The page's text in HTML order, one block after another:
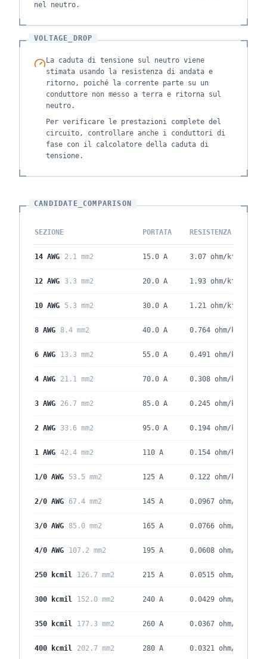
nel neutro.
VOLTAGE_DROP
La caduta di tensione sul neutro viene
stimata usando la resistenza di andata e
ritorno, poiché la corrente parte su un
conduttore non messo a terra e ritorna sul
neutro.
Per verificare le prestazioni complete del
circuito, controllare anche i conduttori di
fase con il calcolatore della caduta di
tensione.
CANDIDATE_COMPARISON
SEZIONE PORTATA RESISTENZA
14 AWG 2.1 mm2 15.0 A 3.07 ohm/kft
12 AWG 3.3 mm2 20.0 A 1.93 ohm/kft
10 AWG 5.3 mm2 30.0 A 1.21 ohm/kft
8 AWG 8.4 mm2 40.0 A 0.764 ohm/kft
6 AWG 13.3 mm2 55.0 A 0.491 ohm/kft
4 AWG 21.1 mm2 70.0 A 0.308 ohm/kft
3 AWG 26.7 mm2 85.0 A 0.245 ohm/kft
2 AWG 33.6 mm2 95.0 A 0.194 ohm/kft
1 AWG 42.4 mm2 110 A 0.154 ohm/kft
1/0 AWG 53.5 mm2 125 A 0.122 ohm/kft
2/0 AWG 67.4 mm2 145 A 0.0967 ohm/kft
3/0 AWG 85.0 mm2 165 A 0.0766 ohm/kft
4/0 AWG 107.2 mm2 195 A 0.0608 ohm/kft
250 kcmil 126.7 mm2 215 A 0.0515 ohm/kft
300 kcmil 152.0 mm2 240 A 0.0429 ohm/kft
350 kcmil 177.3 mm2 260 A 0.0367 ohm/kft
400 kcmil 202.7 mm2 280 A 0.0321 ohm/kft